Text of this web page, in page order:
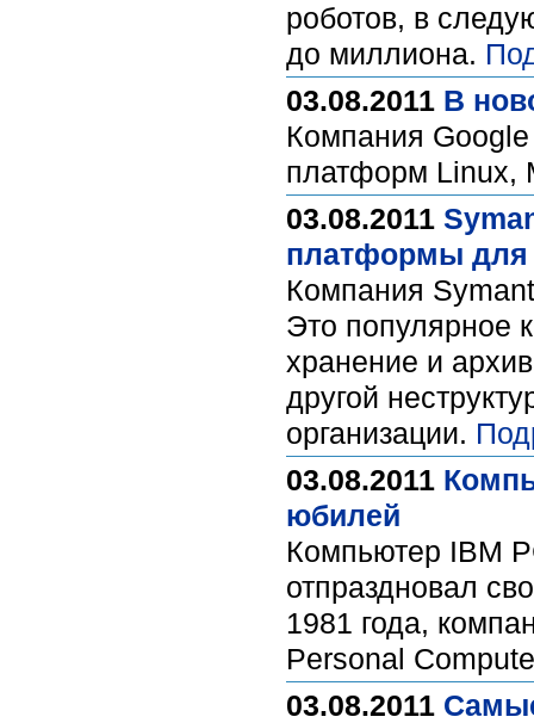
роботов, в
до миллиона.
03.08.2011 В
Компания
платформ Linux,
03.08.2011
платформы для
Компания
Это популярное
хранение и
другой
организации.
03.08.2011
юбилей
Компьютер IBM
отпраздновал
1981 года,
Personal
03.08.2011